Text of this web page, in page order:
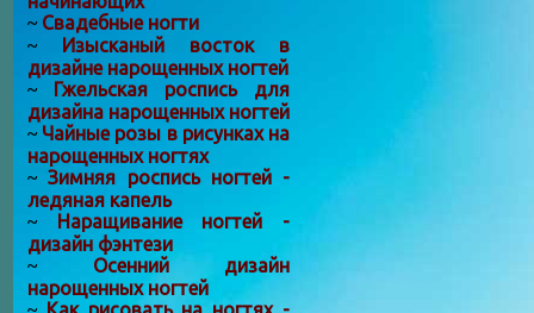
~ Свадебные ногти
~ Изысканый восток в
дизайне нарощенных ногтей
~ Гжельская роспись для
дизайна нарощенных ногтей
~ Чайные розы в рисунках на
нарощенных ногтях
~Зимняя роспись ногтей -
ледяная капель
~ Наращивание ногтей -
дизайн фэнтези
~ Осенний дизайн
нарощенных ногтей